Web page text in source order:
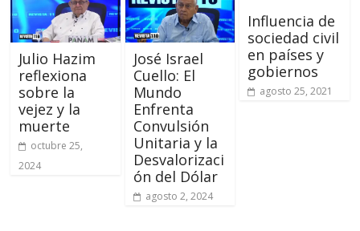
Julio Hazim
reflexiona
sobre la
vejez y la
muerte
octubre 25,
2024
José Israel
Cuello: El
Mundo
Enfrenta
Convulsión
Unitaria y la
Desvalorizaci
ón del Dólar
agosto 2, 2024
Influencia de
sociedad civil
en países y
gobiernos
agosto 25, 2021